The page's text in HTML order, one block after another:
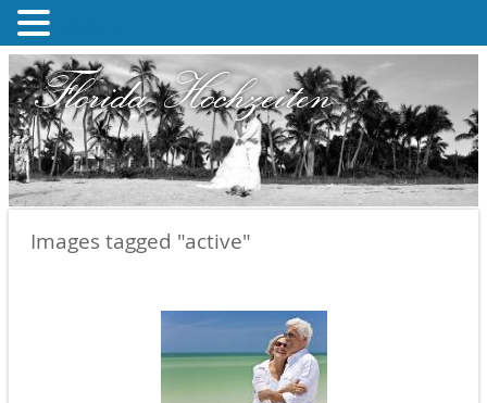
Florida Hochzeiten
Images tagged "active"